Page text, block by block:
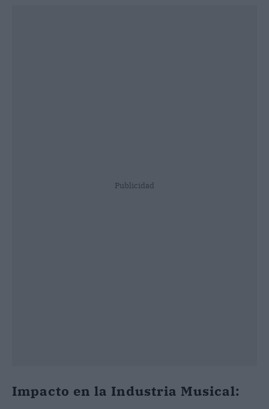
Publicidad
Impacto en la Industria Musical: